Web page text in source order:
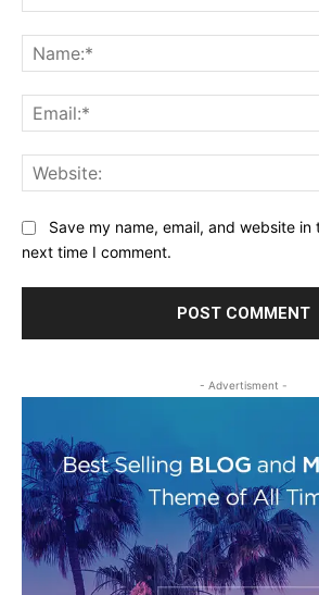
Save my name, email, and website
next time I comment.
- Advertisment -